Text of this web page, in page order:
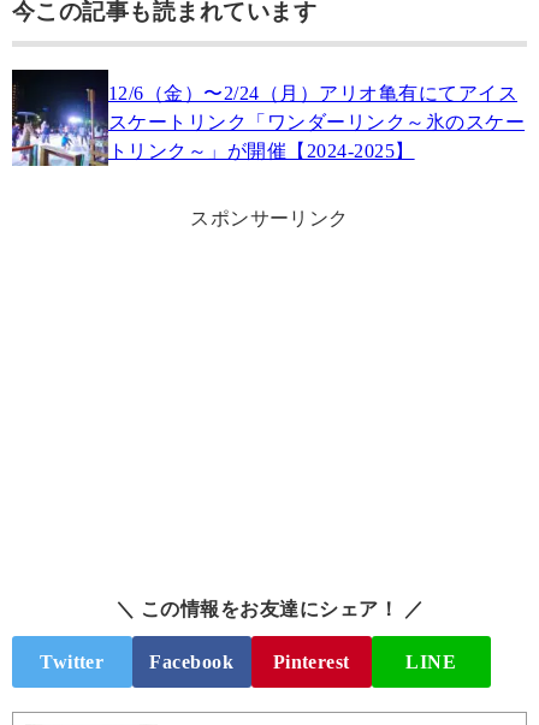
今この記事も読まれています
12/6（金）〜2/24（月）アリオ亀有にてアイス
スケートリンク「ワンダーリンク～氷のスケー
トリンク～」が開催【2024-2025】
スポンサーリンク
＼ この情報をお友達にシェア！ ／
Twitter Facebook Pinterest LINE